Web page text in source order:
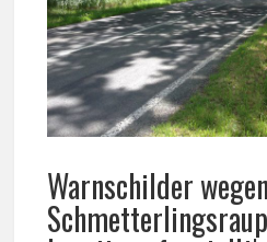
Warnschilder